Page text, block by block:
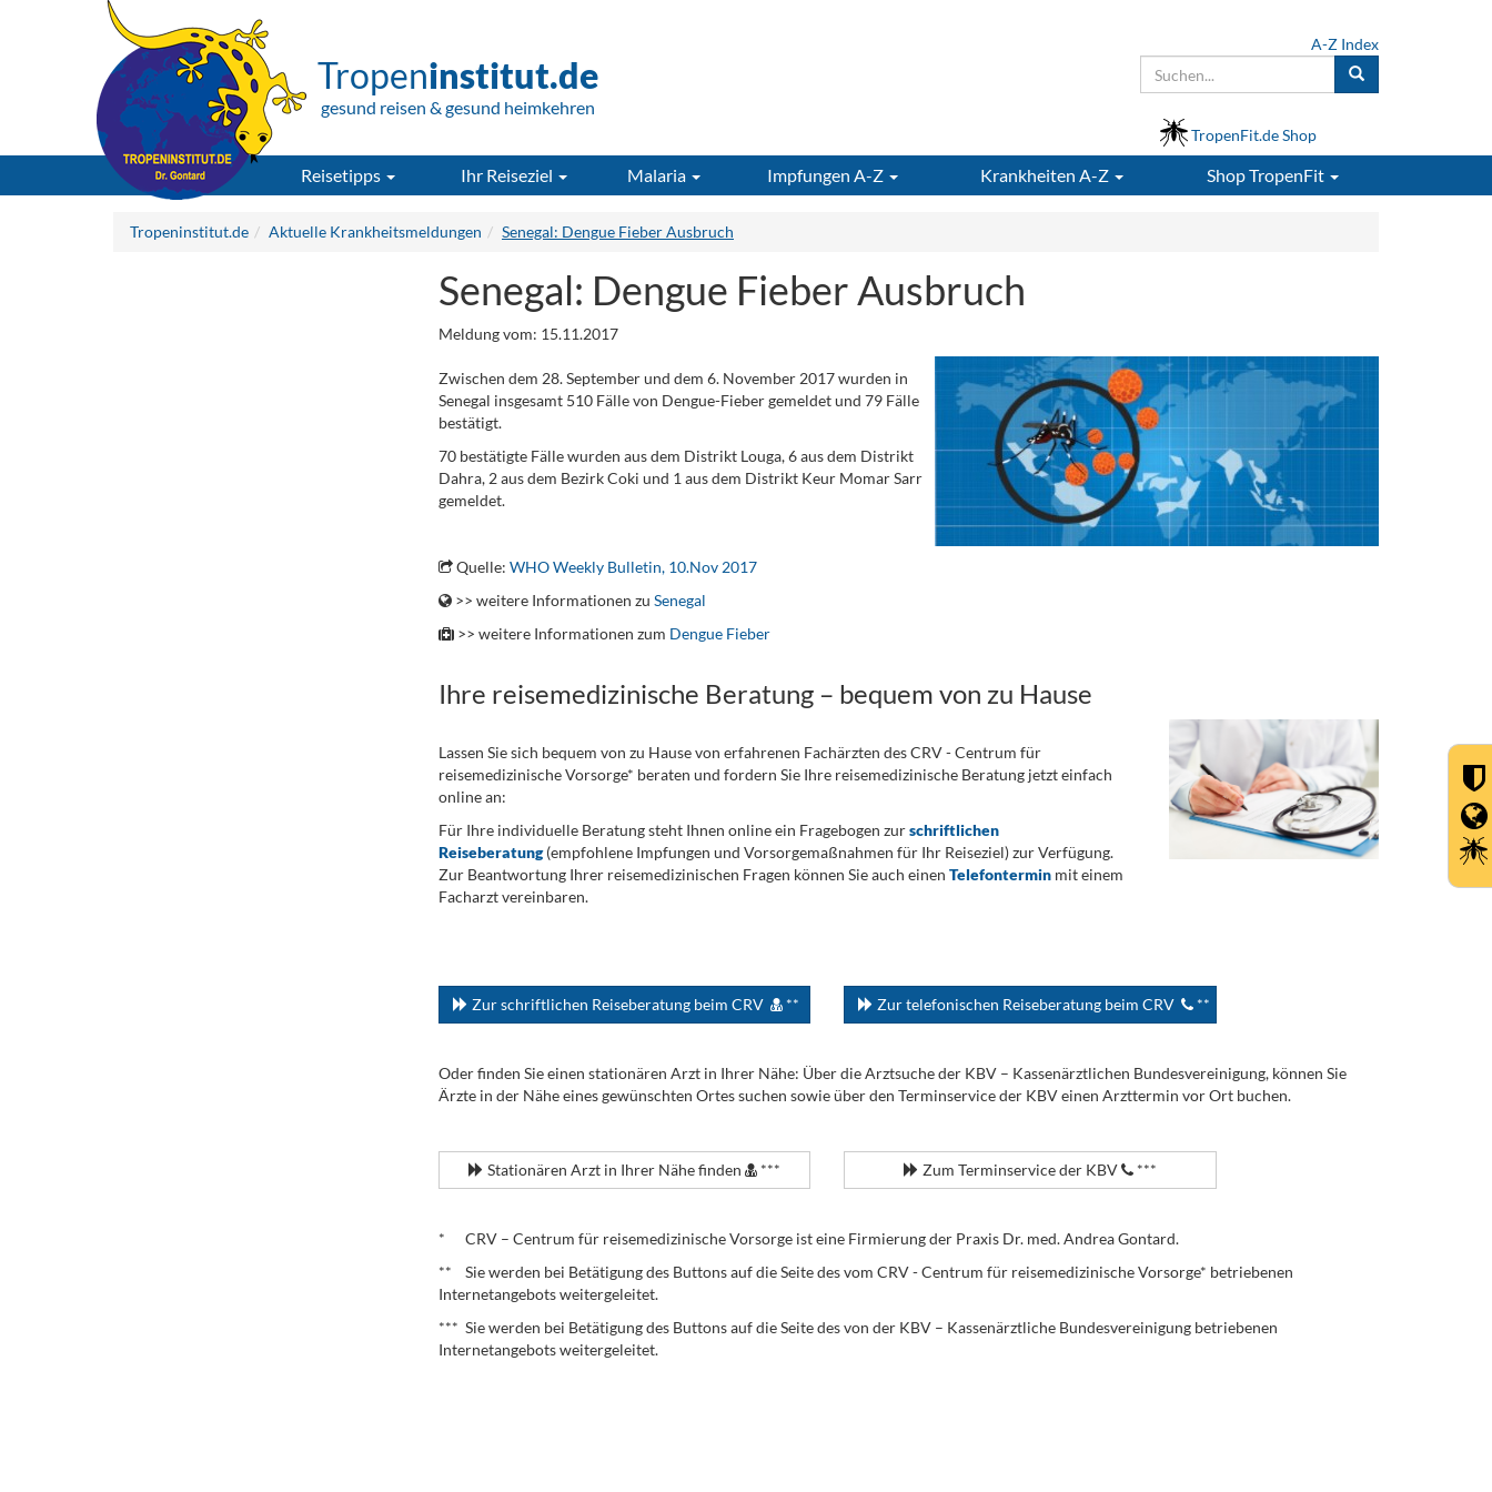
Tropeninstitut.de
gesund reisen & gesund heimkehren
A-Z Index
TropenFit.de Shop
Reisetipps Ihr Reiseziel Malaria Impfungen A-Z Krankheiten A-Z ShopTropenFit
Tropeninstitut.de Aktuelle Krankheitsmeldungen Senegal: Dengue Fieber Ausbruch
Senegal: Dengue Fieber Ausbruch
Meldung vom: 15.11.2017
Zwischen dem 28. September und dem 6. November 2017 wurden in
Senegal insgesamt 510 Fälle von Dengue-Fieber gemeldet und 79 Fälle
bestätigt.
70 bestätigte Fälle wurden aus dem Distrikt Louga, 6 aus dem Distrikt
Dahra, 2 aus dem Bezirk Coki und 1 aus dem Distrikt Keur Momar Sarr
gemeldet.
Quelle: WHO Weekly Bulletin, 10.Nov 2017
>> weitere Informationen zu Senegal
>> weitere Informationen zum Dengue Fieber
Ihre reisemedizinische Beratung – bequem von zu Hause
Lassen Sie sich bequem von zu Hause von erfahrenen Fachärzten des CRV - Centrum für
reisemedizinische Vorsorge* beraten und fordern Sie Ihre reisemedizinische Beratung jetzt einfach
online an:
Für Ihre individuelle Beratung steht Ihnen online ein Fragebogen zurschriftlichen
Reiseberatung(empfohlene Impfungen und Vorsorgemaßnahmen für Ihr Reiseziel) zur Verfügung.
Zur Beantwortung Ihrer reisemedizinischen Fragen können Sie auch einen Telefonterminmit einem
Facharzt vereinbaren.
Zur schriftlichen Reiseberatung beim CRV ** Zur telefonischen Reiseberatung beim CRV **
Oder finden Sie einen stationären Arzt in Ihrer Nähe: Über die Arztsuche der KBV – Kassenärztlichen Bundesvereinigung, können Sie
Ärzte in der Nähe eines gewünschten Ortes suchen sowie über den Terminservice der KBV einen Arzttermin vor Ort buchen.
Stationären Arzt in Ihrer Nähe finden *** Zum Terminservice der KBV ***
* CRV – Centrum für reisemedizinische Vorsorge ist eine Firmierung der Praxis Dr. med. Andrea Gontard.
** Sie werden bei Betätigung des Buttons auf die Seite des vom CRV - Centrum für reisemedizinische Vorsorge* betriebenen
Internetangebots weitergeleitet.
*** Sie werden bei Betätigung des Buttons auf die Seite des von der KBV – Kassenärztliche Bundesvereinigung betriebenen
Internetangebots weitergeleitet.